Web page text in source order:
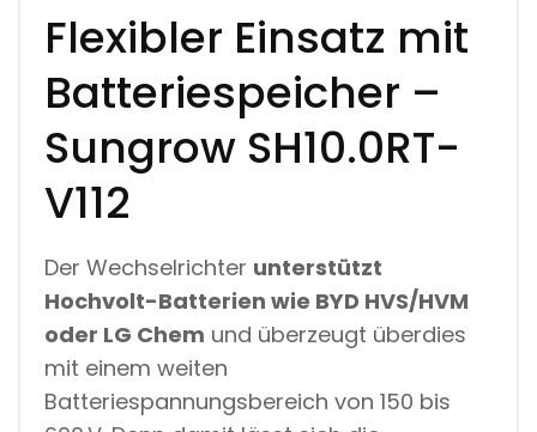
Flexibler Einsatz mit
Batteriespeicher –
Sungrow SH10.0RT-
V112
Der Wechselrichter unterstützt
Hochvolt-Batterien wie BYD HVS/HVM
oder LG Chem und überzeugt überdies
mit einem weiten
Batteriespannungsbereich von 150 bis